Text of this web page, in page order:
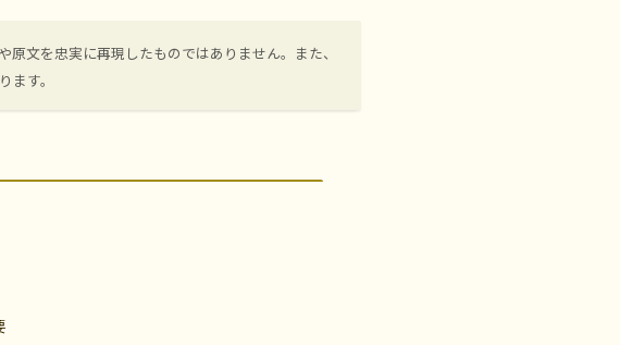
文を忠実に再現したものではありません。また、
す。